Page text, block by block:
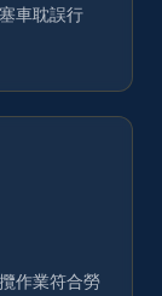
車耽誤行
作業符合勞